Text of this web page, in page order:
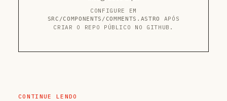
CONFIGURE EM
SRC/COMPONENTS/COMMENTS.ASTRO
APÓS
CRIAR O REPO PÚBLICO NO GITHUB.
CONTINUE LENDO